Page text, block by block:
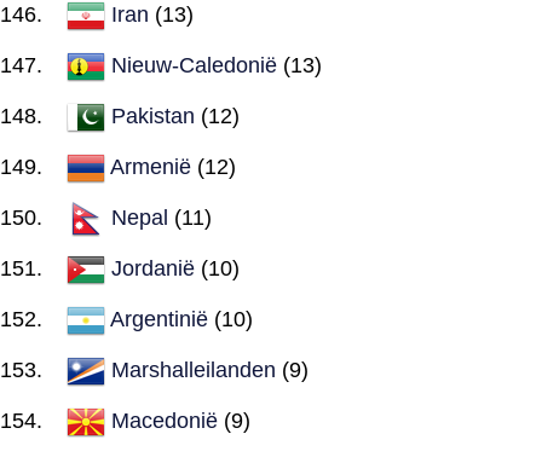
Iran (13)
Nieuw-Caledonië (13)
Pakistan (12)
Armenië (12)
Nepal (11)
Jordanië (10)
Argentinië (10)
Marshalleilanden (9)
Macedonië (9)